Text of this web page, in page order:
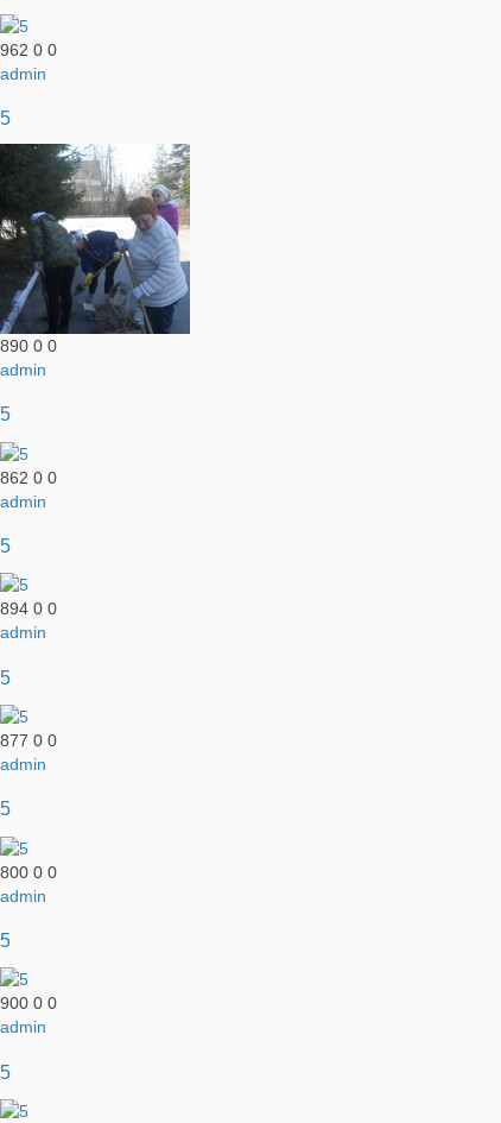
962 0 0
admin
5
890 0 0
admin
5
862 0 0
admin
5
894 0 0
admin
5
877 0 0
admin
5
800 0 0
admin
5
900 0 0
admin
5